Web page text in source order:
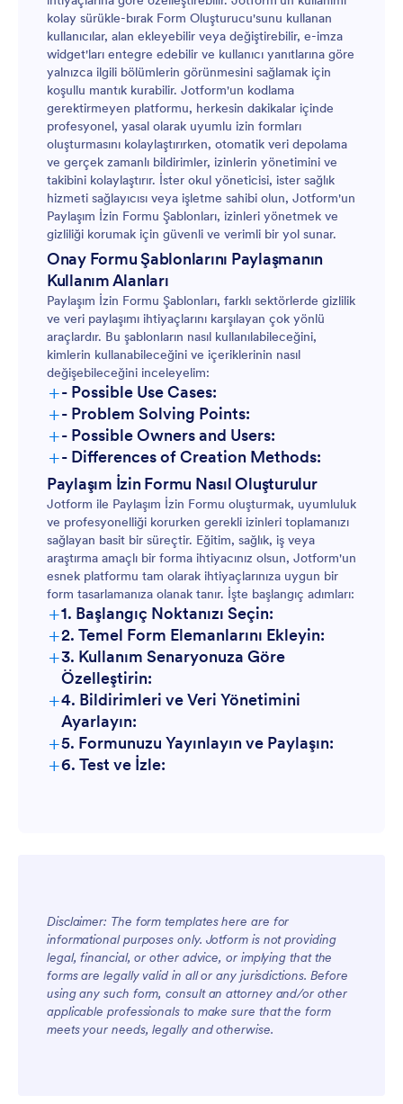
kolay sürükle-bırak Form Oluşturucu'sunu kullanan
kullanıcılar, alan ekleyebilir veya değiştirebilir, e-imza
widget'ları entegre edebilir ve kullanıcı yanıtlarına göre
yalnızca ilgili bölümlerin görünmesini sağlamak için
koşullu mantık kurabilir. Jotform'un kodlama
gerektirmeyen platformu, herkesin dakikalar içinde
profesyonel, yasal olarak uyumlu izin formları
oluşturmasını kolaylaştırırken, otomatik veri depolama
ve gerçek zamanlı bildirimler, izinlerin yönetimini ve
takibini kolaylaştırır. İster okul yöneticisi, ister sağlık
hizmeti sağlayıcısı veya işletme sahibi olun, Jotform'un
Paylaşım İzin Formu Şablonları, izinleri yönetmek ve
gizliliği korumak için güvenli ve verimli bir yol sunar.
Onay Formu Şablonlarını Paylaşmanın
Kullanım Alanları
Paylaşım İzin Formu Şablonları, farklı sektörlerde gizlilik
ve veri paylaşımı ihtiyaçlarını karşılayan çok yönlü
araçlardır. Bu şablonların nasıl kullanılabileceğini,
kimlerin kullanabileceğini ve içeriklerinin nasıl
değişebileceğini inceleyelim:
+- Possible Use Cases:
+- Problem Solving Points:
+- Possible Owners and Users:
+- Differences of Creation Methods:
Paylaşım İzin Formu Nasıl Oluşturulur
Jotform ile Paylaşım İzin Formu oluşturmak, uyumluluk
ve profesyonelliği korurken gerekli izinleri toplamanızı
sağlayan basit bir süreçtir. Eğitim, sağlık, iş veya
araştırma amaçlı bir forma ihtiyacınız olsun, Jotform'un
esnek platformu tam olarak ihtiyaçlarınıza uygun bir
form tasarlamanıza olanak tanır. İşte başlangıç adımları:
+1. Başlangıç Noktanızı Seçin:
+2. Temel Form Elemanlarını Ekleyin:
+3. Kullanım Senaryonuza Göre
Özelleştirin:
+4. Bildirimleri ve Veri Yönetimini
Ayarlayın:
+5. Formunuzu Yayınlayın ve Paylaşın:
+6. Test ve İzle:
Disclaimer: The form templates here are for
informational purposes only. Jotform is not providing
legal, financial, or other advice, or implying that the
forms are legally valid in all or any jurisdictions. Before
using any such form, consult an attorney and/or other
applicable professionals to make sure that the form
meets your needs, legally and otherwise.